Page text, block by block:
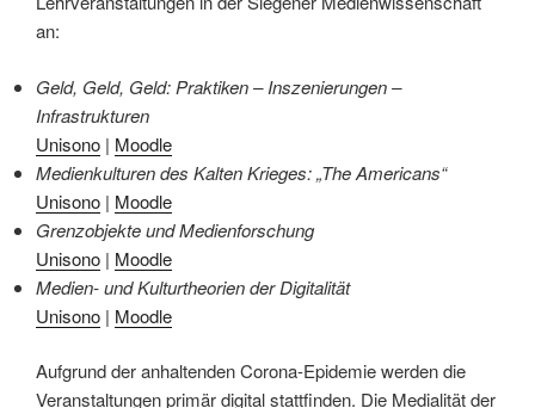
an:
Geld, Geld, Geld: Praktiken – Inszenierungen –
Infrastrukturen
Unisono | Moodle
Medienkulturen des Kalten Krieges: „The Americans“
Unisono | Moodle
Grenzobjekte und Medienforschung
Unisono | Moodle
Medien- und Kulturtheorien der Digitalität
Unisono | Moodle
Aufgrund der anhaltenden Corona-Epidemie werden die
Veranstaltungen primär digital stattfinden. Die Medialität der